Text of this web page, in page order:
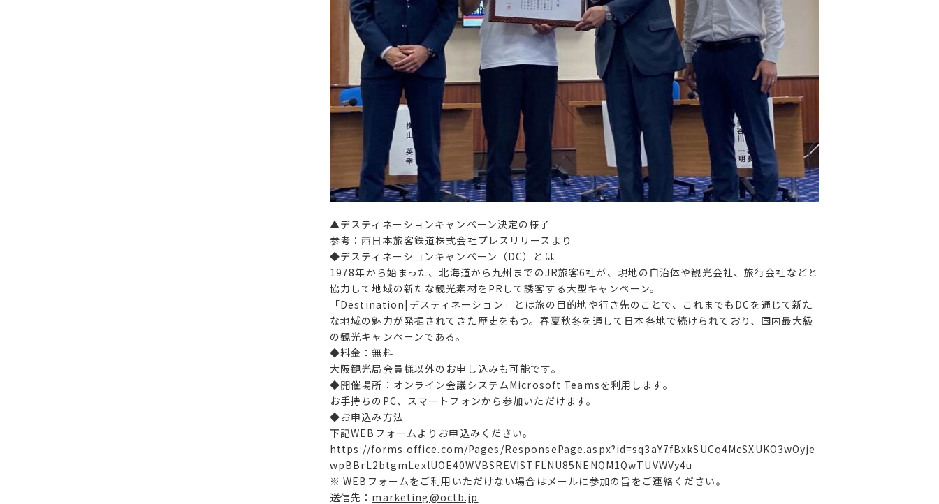
▲デスティネーションキャンペーン決定の様子
参考：西日本旅客鉄道株式会社プレスリリースより
◆デスティネーションキャンペーン（DC）とは
1978年から始まった、北海道から九州までのJR旅客6社が、現地の⾃治体や観光会社、旅⾏会社などと
協⼒して地域の新たな観光素材をPR して誘客する⼤型キャンペーン。
「Destination| デスティネーション」とは旅の⽬的地や⾏き先のことで、これまでも DCを通じて新た
な地域の魅⼒が発掘されてきた歴史をもつ。春夏秋冬を通して⽇本各地で続けられており、国内最⼤級
の観光キャンペーンである。
◆料金：無料
大阪観光局会員様以外のお申し込みも可能です。
◆開催場所：オンライン会議システムMicrosoft Teamsを利用します。
お手持ちの PC、スマートフォンから参加いただけます。
◆お申込み方法
下記WEB フォームよりお申込みください。
https://forms.office.com/Pages/ResponsePage.aspx?id=sq3aY7fBxkSUCo4McSXUKO3wOyje
wpBBrL2btgmLexlUOE40WVBSREVISTFLNU85NENQM1QwTUVWVy4u
※ WEB フォームをご利用いただけない場合はメールに参加の旨をご連絡ください。
送信先： marketing@octb.jp